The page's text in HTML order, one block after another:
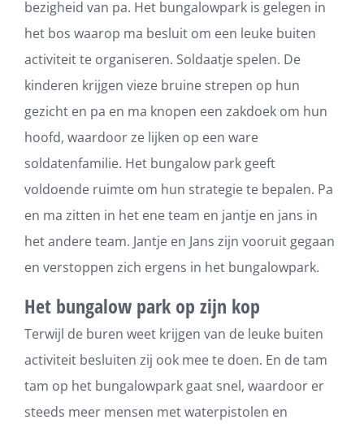
bezigheid van pa. Het bungalowpark is gelegen in
het bos waarop ma besluit om een leuke buiten
activiteit te organiseren. Soldaatje spelen. De
kinderen krijgen vieze bruine strepen op hun
gezicht en pa en ma knopen een zakdoek om hun
hoofd, waardoor ze lijken op een ware
soldatenfamilie. Het bungalow park geeft
voldoende ruimte om hun strategie te bepalen. Pa
en ma zitten in het ene team en jantje en jans in
het andere team. Jantje en Jans zijn vooruit gegaan
en verstoppen zich ergens in het bungalowpark.
Het bungalow park op zijn kop
Terwijl de buren weet krijgen van de leuke buiten
activiteit besluiten zij ook mee te doen. En de tam
tam op het bungalowpark gaat snel, waardoor er
steeds meer mensen met waterpistolen en